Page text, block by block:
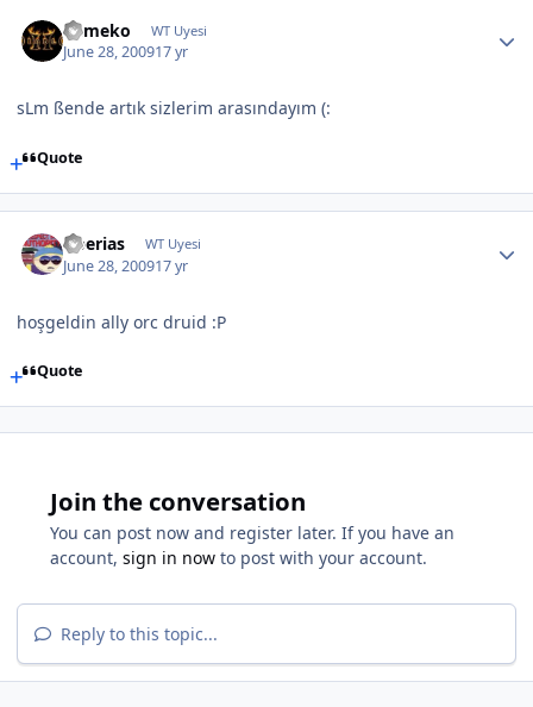
Cemeko WT Uyesi
June 28, 200917 yr
sLm ßende artık sizlerim arasındayım (:
Quote
tiberias WT Uyesi
June 28, 200917 yr
hoşgeldin ally orc druid :P
Quote
Join the conversation
You can post now and register later. If you have an
account, sign in now to post with your account.
Reply to this topic...